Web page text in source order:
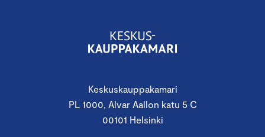
Keskuskauppakamari
PL 1000, Alvar Aallon katu 5 C
00101 Helsinki